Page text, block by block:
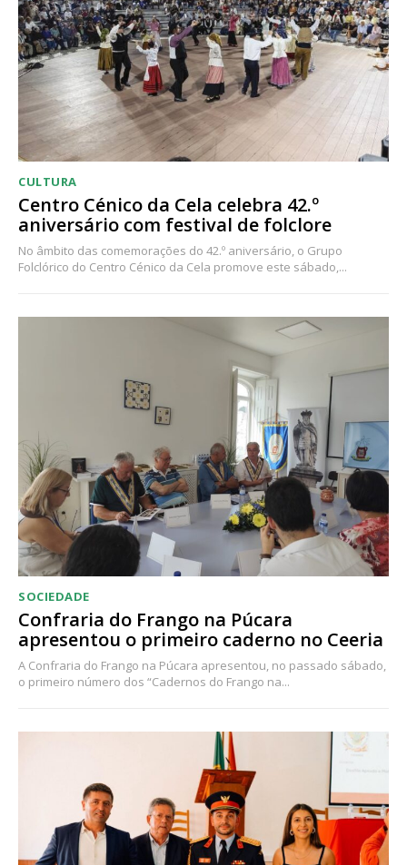
CULTURA
Centro Cénico da Cela celebra 42.º
aniversário com festival de folclore
No âmbito das comemorações do 42.º aniversário, o Grupo
Folclórico do Centro Cénico da Cela promove este sábado,...
SOCIEDADE
Confraria do Frango na Púcara
apresentou o primeiro caderno no Ceeria
A Confraria do Frango na Púcara apresentou, no passado sábado,
o primeiro número dos “Cadernos do Frango na...